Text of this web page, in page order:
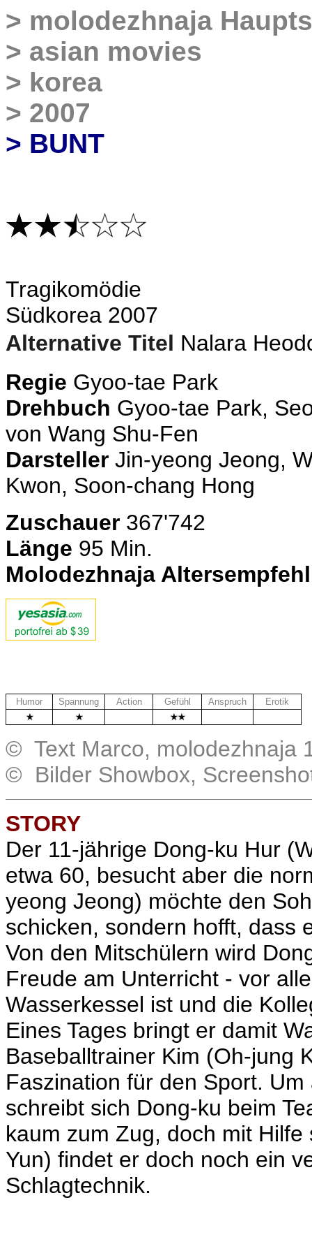
> molodezhnaja
> asian movies
> korea
> 2007
> BUNT
Tragikomödie
Südkorea 2007
Alternative Titel Nalara
Regie Gyoo-tae Park
Drehbuch Gyoo-tae Park,
von Wang Shu-Fen
Darsteller Jin-yeong Jeong,
Kwon, Soon-chang Hong
Zuschauer 367'742
Länge 95 Min.
Molodezhnaja
Humor Spannung Action Gefühl Anspruch
Erotik
© Text Marco, molodezhnaja
© Bilder Showbox,
STORY
Der 11-jährige Dong-ku Hur (
etwa 60, besucht aber die
yeong Jeong) möchte den
schicken, sondern hofft, dass
Von den Mitschülern wird
Freude am Unterricht - vor
Wasserkessel ist und die
Eines Tages bringt er damit
Baseballtrainer Kim (Oh-jung
Faszination für den Sport.
schreibt sich Dong-ku beim
kaum zum Zug, doch mit
Yun) findet er doch noch ein
Schlagtechnik.